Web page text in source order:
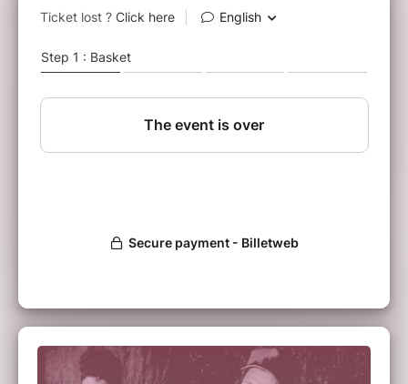
Brésil que six musicien(ne)s se retrouvent autour
classiques de la samba et quelques compositions
personnelles qu’on jurerait écrites à Rio.
Entre leurs mains, un cavaquinho (petite guitare
brésilienne), des percussions de toutes tailles et